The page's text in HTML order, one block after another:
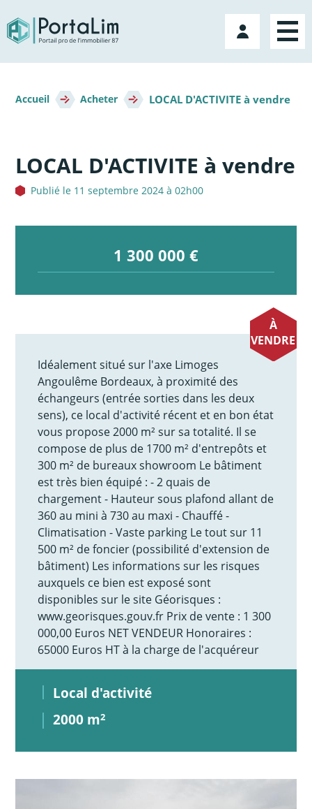
directement
au
contenu
Mon
compte
d'Ariane
Accueil Acheter LOCAL D'ACTIVITE à vendre
LOCAL D'ACTIVITE à vendre
Publié le 11 septembre 2024 à 02h00
1 300 000 €
À
VENDRE
Idéalement situé sur l'axe Limoges
Angoulême Bordeaux, à proximité des
échangeurs (entrée sorties dans les deux
sens), ce local d'activité récent et en bon état
vous propose 2000 m² sur sa totalité. Il se
compose de plus de 1700 m² d'entrepôts et
300 m² de bureaux showroom Le bâtiment
est très bien équipé : - 2 quais de
chargement - Hauteur sous plafond allant de
360 au mini à 730 au maxi - Chauffé -
Climatisation - Vaste parking Le tout sur 11
500 m² de foncier (possibilité d'extension de
bâtiment) Les informations sur les risques
auxquels ce bien est exposé sont
disponibles sur le site Géorisques :
www.georisques.gouv.fr Prix de vente : 1 300
000,00 Euros NET VENDEUR Honoraires :
65000 Euros HT à la charge de l'acquéreur
Local d'activité
2000 m2